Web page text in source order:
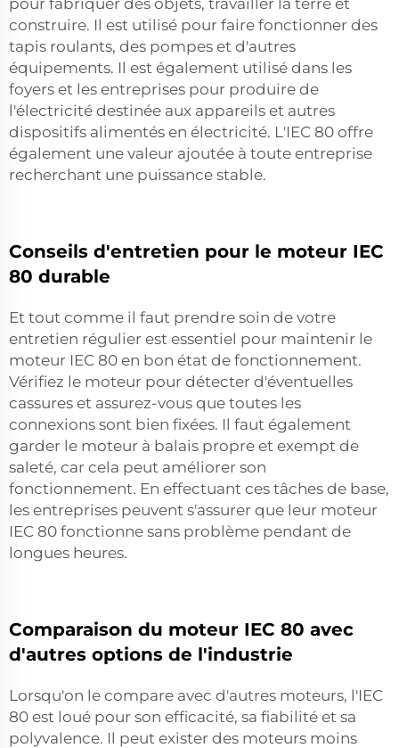
construire. Il est utilisé pour faire fonctionner des
tapis roulants, des pompes et d'autres
équipements. Il est également utilisé dans les
foyers et les entreprises pour produire de
l'électricité destinée aux appareils et autres
dispositifs alimentés en électricité. L'IEC 80 offre
également une valeur ajoutée à toute entreprise
recherchant une puissance stable.
Conseils d'entretien pour le moteur IEC
80 durable
Et tout comme il faut prendre soin de votre
entretien régulier est essentiel pour maintenir le
moteur IEC 80 en bon état de fonctionnement.
Vérifiez le moteur pour détecter d'éventuelles
cassures et assurez-vous que toutes les
connexions sont bien fixées. Il faut également
garder le moteur à balais propre et exempt de
saleté, car cela peut améliorer son
fonctionnement. En effectuant ces tâches de base,
les entreprises peuvent s'assurer que leur moteur
IEC 80 fonctionne sans problème pendant de
longues heures.
Comparaison du moteur IEC 80 avec
d'autres options de l'industrie
Lorsqu'on le compare avec d'autres moteurs, l'IEC
80 est loué pour son efficacité, sa fiabilité et sa
polyvalence. Il peut exister des moteurs moins